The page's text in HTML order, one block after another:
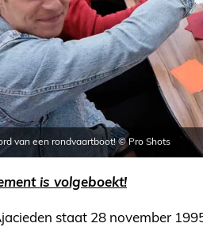
van een rondvaartboot! © Pro Shots
is volgeboekt!
staat 28 november